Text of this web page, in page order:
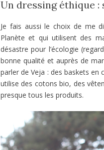
Un dressing éthique :
Je fais aussi le choix de me
Planète et qui utilisent des
désastre pour l’écologie
bonne qualité et auprès de
parler de Veja : des baskets en
utilise des cotons bio, des
presque tous les produits.